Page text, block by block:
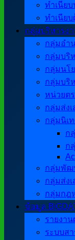
ทำเนีย
ทำเนีย
กลุ่มบริหารง
กลุ่มอำ
กลุ่มบริ
กลุ่มนโ
กลุ่มบริ
หน่วยต
กลุ่มส่ง
กลุ่มนิเ
ก
ก
กลุ่มพัฒ
กลุ่มส่ง
กลุ่มกฎ
ข้อมูล
รายงาน
ระบบส